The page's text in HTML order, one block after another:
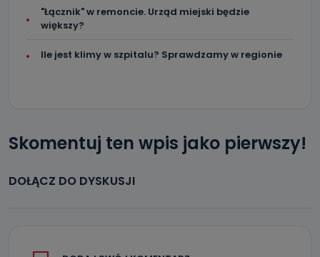
"Łącznik" w remoncie. Urząd miejski będzie
większy?
Ile jest klimy w szpitalu? Sprawdzamy w regionie
Skomentuj ten wpis jako pierwszy!
DOŁĄCZ DO DYSKUSJI